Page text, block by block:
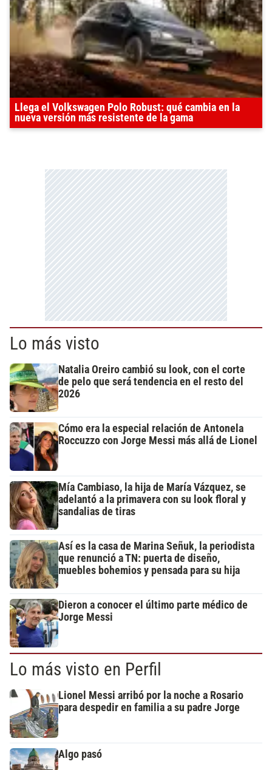
Llega el Volkswagen Polo Robust: qué cambia en la
nueva versión más resistente de la gama
Lo más visto
Natalia Oreiro cambió su look, con el corte
de pelo que será tendencia en el resto del
2026
Cómo era la especial relación de Antonela
Roccuzzo con Jorge Messi más allá de Lionel
Mía Cambiaso, la hija de María Vázquez, se
adelantó a la primavera con su look floral y
sandalias de tiras
Así es la casa de Marina Señuk, la periodista
que renunció a TN: puerta de diseño,
muebles bohemios y pensada para su hija
Dieron a conocer el último parte médico de
Jorge Messi
Lo más visto en Perfil
Lionel Messi arribó por la noche a Rosario
para despedir en familia a su padre Jorge
Algo pasó